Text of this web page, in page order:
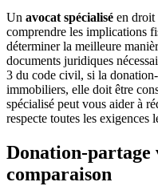
Un avocat spécialisé en droit
comprendre les implications
déterminer la meilleure
documents juridiques
3 du code civil, si la
immobiliers, elle doit être
spécialisé peut vous aider à
respecte toutes les exigences
Donation-partage
comparaison